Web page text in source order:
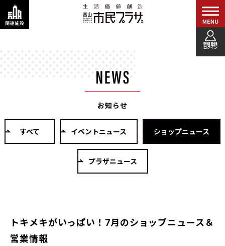
新規登録
ログイン
お知らせ
すべて イベントニュース ショップニュース
プラザニュース
トキメキがいっぱい！7月のショップニュース＆
営業情報